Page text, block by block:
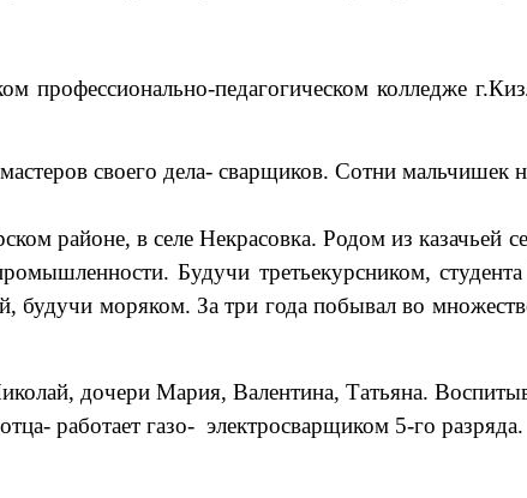
профессионально-педагогическом колледже
своего дела- сварщиков. Сотни мальчишек
районе, в селе Некрасовка. Родом из
Будучи третьекурсником,
моряком. За три года побывал во
дочери Мария, Валентина, Татьяна.
работает газо- электросварщиком 5-го разряда.